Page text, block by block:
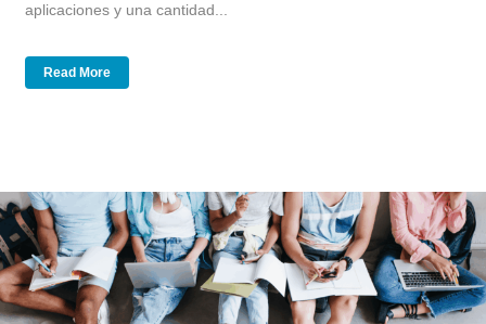
aplicaciones y una cantidad...
Read More